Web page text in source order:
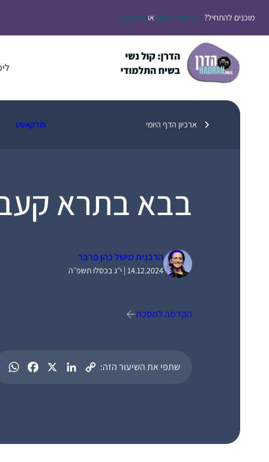
לתוכןמוכנים להתחיל? הירשמו בחינם או התחברו
ארכיון הדף היומי פודקאסט
בבא בתרא
הרבנית מישל כהן פרבר
14.12.2024 | י״ג בכסלו תשפ״ה
הקדמה למסכת
שתפי את השיעור הזה: